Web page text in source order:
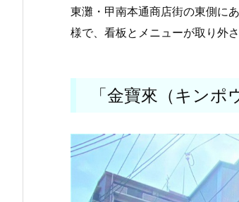
東灘・甲南本通商店街の東側に
様で、看板とメニューが取り外さ
「金寶來（キン